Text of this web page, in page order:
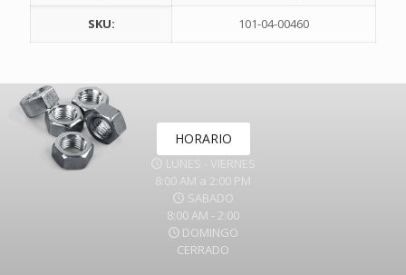
SKU: 101-04-00460
HORARIO
LUNES - VIERNES
8:00 AM a 2:00 PM
SABADO
8:00 AM - 2:00
DOMINGO
CERRADO